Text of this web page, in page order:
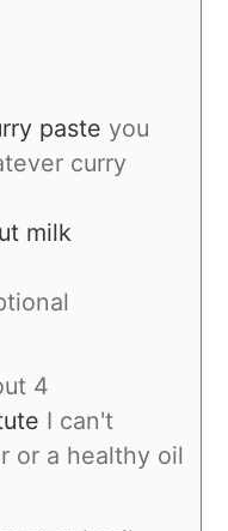
paste you
curry
milk
4
I can't
or a healthy oil